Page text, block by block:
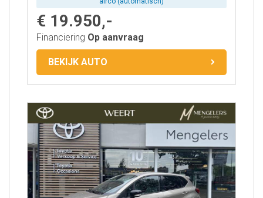
€ 19.950,-
Financiering Op aanvraag
BEKIJK AUTO